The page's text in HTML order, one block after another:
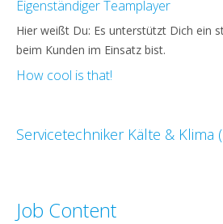
Eigenständiger Teamplayer
Hier weißt Du: Es unterstützt Dich ein
beim Kunden im Einsatz bist.
How cool is that!
Servicetechniker Kälte & Klima
Job Content